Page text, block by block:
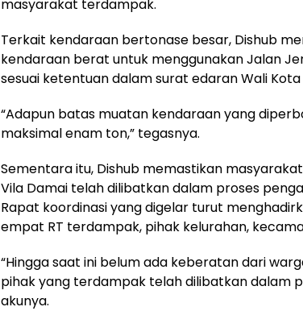
masyarakat terdampak.
Terkait kendaraan bertonase besar, Dishub
kendaraan berat untuk menggunakan Jalan
sesuai ketentuan dalam surat edaran Wali
“Adapun batas muatan kendaraan yang
maksimal enam ton,” tegasnya.
Sementara itu, Dishub memastikan
Vila Damai telah dilibatkan dalam proses
Rapat koordinasi yang digelar turut
empat RT terdampak, pihak kelurahan,
“Hingga saat ini belum ada keberatan dari
pihak yang terdampak telah dilibatkan dalam
akunya.